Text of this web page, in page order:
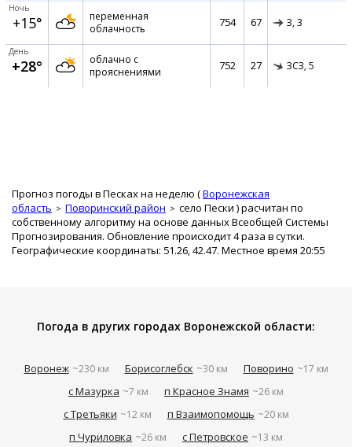
Ночь
+15°
переменная
облачность
754 67 З, 3
День
+28°
облачно с
прояснениями
752 27 ЗСЗ, 5
Прогноз погоды в Песках на неделю (Воронежская
область
Поворинский район село Пески ) расчитан по
собственному алгоритму на основе данных Всеобщей Системы
Прогнозирования. Обновление происходит 4 раза в сутки.
Географические координаты: 51.26, 42.47. Местное время 20:55
Погода в других городах Воронежской области:
Воронеж ~230 км Борисоглебск ~30 км Поворино ~17 км
с Мазурка ~7 км п Красное Знамя ~26 км
с Третьяки ~12 км п Взаимопомощь ~20 км
п Чуриловка ~26 км с Петровское ~13 км